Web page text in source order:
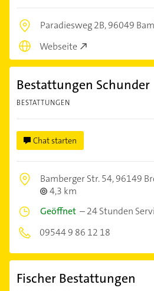
Paradiesweg 2B,96049
Webseite
Bestattungen Schunder
BESTATTUNGEN
Chat starten
Bamberger Str. 54,96149
4,3 km
Geöffnet –24 Stunden
09544 9 86 12 18
Fischer Bestattungen